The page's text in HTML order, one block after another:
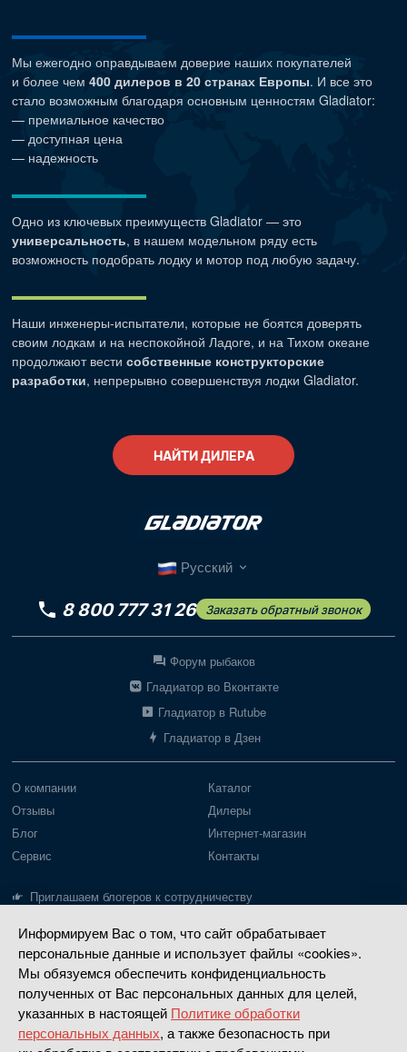
Мы ежегодно оправдываем доверие наших покупателей
и более чем 400 дилеров в 20 странах Европы. И все это
стало возможным благодаря основным ценностям Gladiator:
— премиальное качество
— доступная цена
— надежность
Одно из ключевых преимуществ Gladiator — это
универсальность, в нашем модельном ряду есть
возможность подобрать лодку и мотор под любую задачу.
Наши инженеры-испытатели, которые не боятся доверять
своим лодкам и на неспокойной Ладоге, и на Тихом океане
продолжают вести собственные конструкторские
разработки, непрерывно совершенствуя лодки Gladiator.
НАЙТИ ДИЛЕРА
Информируем Вас о том, что сайт обрабатывает
персональные данные и использует файлы «cookies».
Мы обязуемся обеспечить конфиденциальность
полученных от Вас персональных данных для целей,
указанных в настоящей Политике обработки
персональных данных, а также безопасность при
Русский
8 800 777 31 26 Заказать обратный звонок
Форум рыбаков
Гладиатор во Вконтакте
Гладиатор в Rutube
Гладиатор в Дзен
О компании
Отзывы
Блог
Сервис
Приглашаем блогеров к сотрудничеству
Каталог
Дилеры
Интернет-магазин
Контакты
Лодки Gladiator
Пайольное дно
Надувное дно
РИБ
Моторы Gladiator
Моторы до 20 л.с.
Моторы 30-40 л.с.
Четырехтактные
Насадки водометные